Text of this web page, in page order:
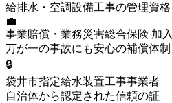
給排水・空調設備工事の管理資格
💼
事業賠償・業務災害総合保険 加入
万が一の事故にも安心の補償体制
🔒
袋井市指定給水装置工事事業者
自治体から認定された信頼の証